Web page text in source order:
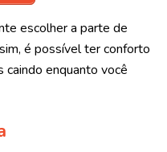
escolher a parte de
é possível ter conforto
caindo enquanto você